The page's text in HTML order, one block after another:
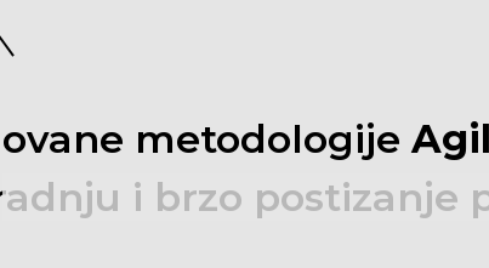
metodologije
i brzo postizanje